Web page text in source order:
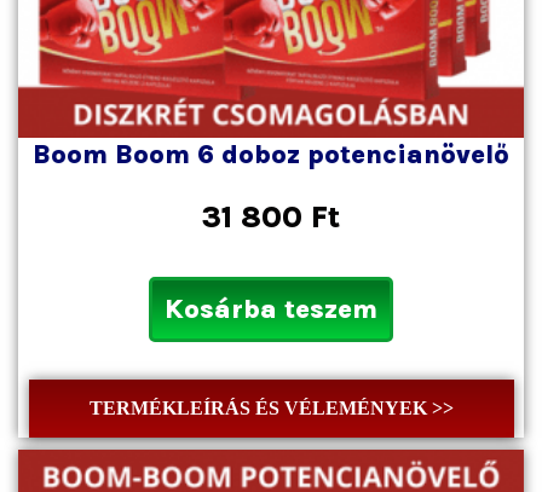
Boom Boom 6 doboz potencianövelő
31 800 Ft
Kosárba teszem
TERMÉKLEÍRÁS ÉS VÉLEMÉNYEK >>